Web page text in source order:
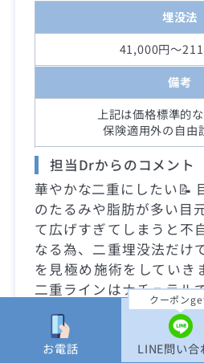
お電話
クーポン
LINE問い合
埋没法
41,000円～
備考
上記は価格標準的な
保険適用外の自由
担当Drからのコメント
華やかな二重にしたい📝
のたるみや脂肪が多い目
て広げすぎてしまうと不
なる為、二重埋没法だけ
を見極め施術をしていき
二重ラインはナチュラル
え際が見え、パッチリ
なりました🫧
年齢・性別